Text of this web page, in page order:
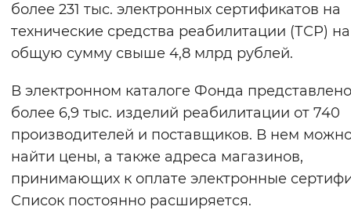
более 231 тыс. электронных сертификатов на
технические средства реабилитации (ТСР) на
общую сумму свыше 4,8 млрд рублей.
В электронном каталоге Фонда представлено
более 6,9 тыс. изделий реабилитации от 740
производителей и поставщиков. В нем
найти цены, а также адреса магазинов,
принимающих к оплате электронные
Список постоянно расширяется.